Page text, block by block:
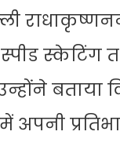
स्केटिंग
उन्होंने
अपनी